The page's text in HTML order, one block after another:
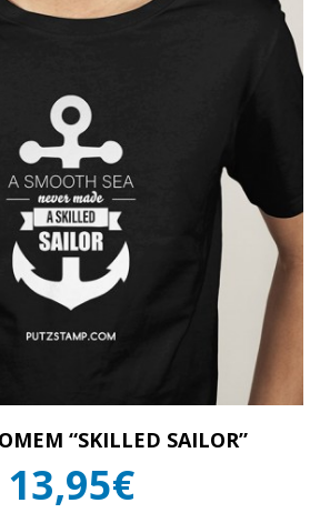
“SKILLED SAILOR”
13,95€